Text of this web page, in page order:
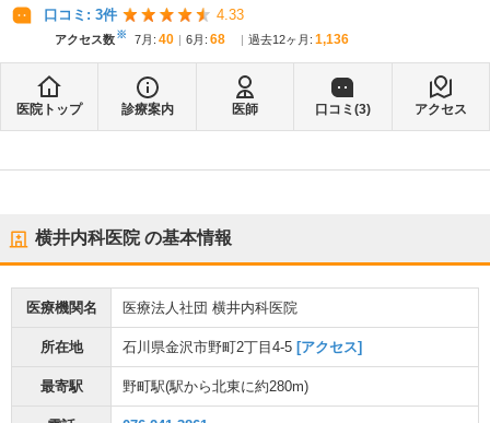
口コミ: 3件 4.33
アクセス数※ 7月 : 40 6月 : 68 過去12ヶ月: 1,136
医院トップ 診療案内 医師 口コミ(3) アクセス
横井内科医院の基本情報
医療機関名 医療法人社団 横井内科医院
所在地 石川県金沢市野町2丁目4-5 [アクセス]
最寄駅 野町駅(駅から北東に約280m)